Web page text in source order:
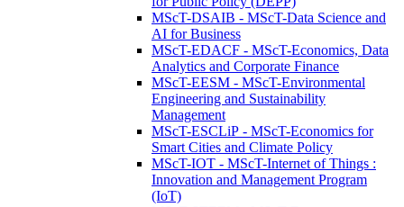
MScT-DSAIB - MScT-Data Science and
AI for Business
MScT-EDACF - MScT-Economics, Data
Analytics and Corporate Finance
MScT-EESM - MScT-Environmental
Engineering and Sustainability
Management
MScT-ESCLiP - MScT-Economics for
Smart Cities and Climate Policy
MScT-IOT - MScT-Internet of Things :
Innovation and Management Program
(IoT)